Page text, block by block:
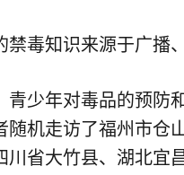
禁毒知识来源于广播
青少年对毒品的预防
随机走访了福州市仓
川省大竹县、湖北宜